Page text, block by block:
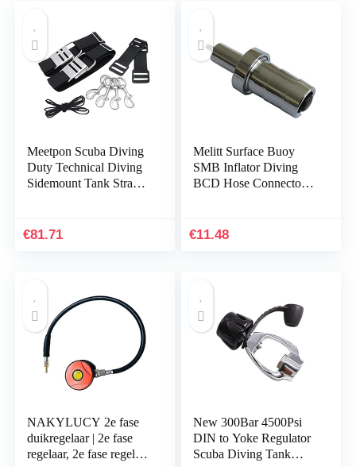
Meetpon Scuba Diving
Duty Technical Diving
Sidemount Tank Strap
Accessories
€81.71
Melitt Surface Buoy
SMB Inflator Diving
BCD Hose Connector
44mm
€11.48
NAKYLUCY 2e fase
duikregelaar | 2e fase
regelaar, 2e fase regelaar
New 300Bar 4500Psi
DIN to Yoke Regulator
Scuba Diving Tank